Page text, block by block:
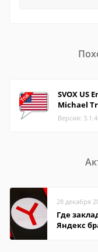
SVOX US
Michael
Версия:
28 декабря
Где
Яндекс